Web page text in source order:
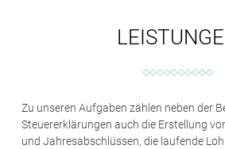
Zu unseren Aufgaben zählen neben der
Steuererklärungen auch die Erstellung
und Jahresabschlüssen, die laufende